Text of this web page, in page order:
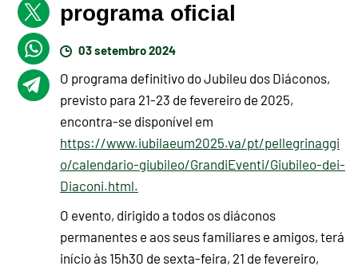
programa oficial
03 setembro 2024
O programa definitivo do Jubileu dos Diáconos,
previsto para 21-23 de fevereiro de 2025,
encontra-se disponível em
https://www.iubilaeum2025.va/pt/pellegrinaggi
o/calendario-giubileo/GrandiEventi/Giubileo-dei-
Diaconi.html.
O evento, dirigido a todos os diáconos
permanentes e aos seus familiares e amigos, terá
início às 15h30 de sexta-feira, 21 de fevereiro,